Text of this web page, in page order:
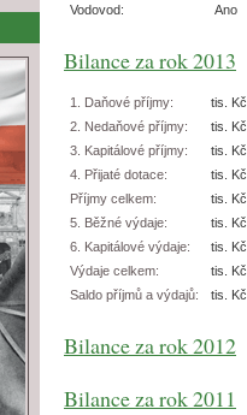
Vodovod:
Ano
Bilance za rok 2013
1. Daňové příjmy:
tis. Kč
2. Nedaňové příjmy:
tis. Kč
3. Kapitálové příjmy:
tis. Kč
4. Přijaté dotace:
tis. Kč
Příjmy celkem:
tis. Kč
5. Běžné výdaje:
tis. Kč
6. Kapitálové výdaje:
tis. Kč
Výdaje celkem:
tis. Kč
Saldo příjmů a výdajů:
tis. Kč
Bilance za rok 2012
Bilance za rok 2011